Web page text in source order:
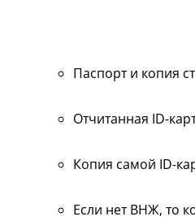
Паспорт и копия
Отчитанная ID-
Копия самой ID-
Если нет ВНЖ, то